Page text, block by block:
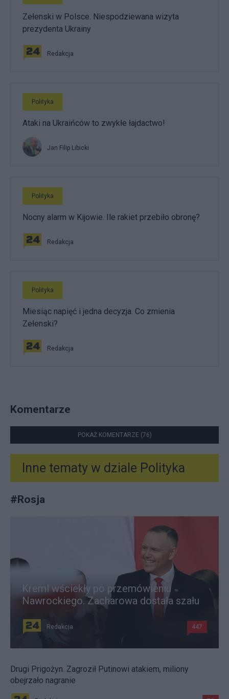
Zełenski w Polsce. Niespodziewana wizyta
prezydenta Ukrainy
Redakcja
Polityka
Ataki na Ukraińców to zwykłe łajdactwo!
Jan Filip Libicki
Polityka
Nocny alarm w Kijowie. Ile rakiet przebiło obronę?
Redakcja
Polityka
Miesiąc napięć i jedna decyzja. Co zmienia
Zełenski?
Redakcja
Komentarze
POKAŻ KOMENTARZE (76)
Inne tematy w dziale Polityka
#Rosja
Kreml wściekły po przemówieniu
Nawrockiego. Zacharowa dostała szału
Redakcja 447
Drugi Prigożyn. Zagroził Putinowi atakiem, miliony
obejrzało nagranie